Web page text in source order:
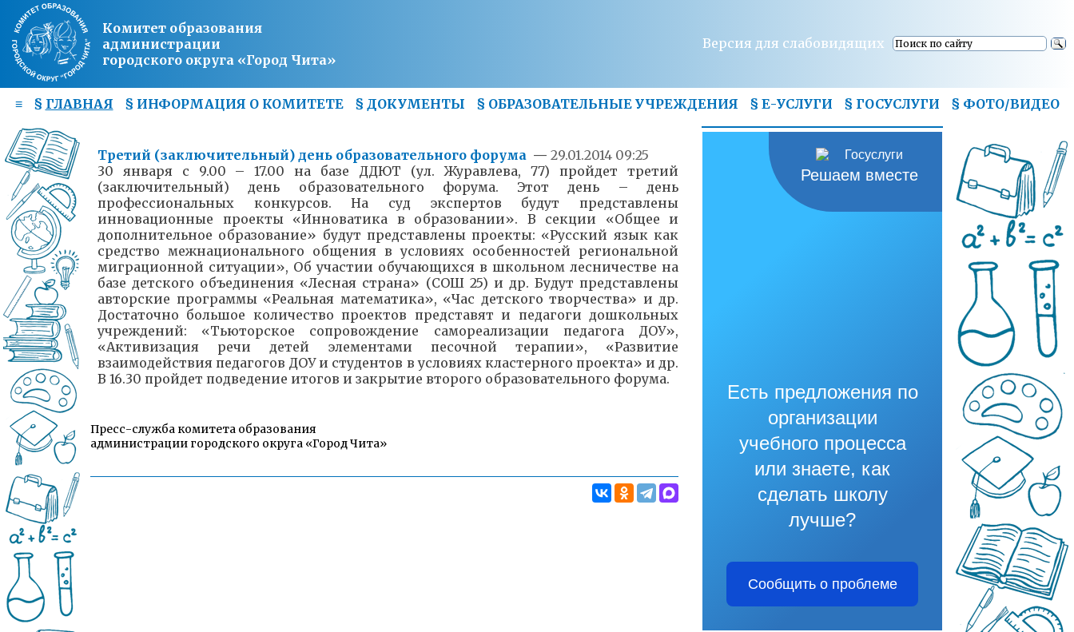
Комитет образования
администрации
городского округа «Город Чита»
Версия для слабовидящих
≡ § ГЛАВНАЯ § ИНФОРМАЦИЯ О КОМИТЕТЕ § ДОКУМЕНТЫ § ОБРАЗОВАТЕЛЬНЫЕ УЧРЕЖДЕНИЯ § Е-УСЛУГИ § ГОСУСЛУГИ § ФОТО/ВИДЕО
Третий (заключительный) день образовательного форума — 29.01.2014 09:25
30 января с 9.00 – 17.00 на базе ДДЮТ (ул. Журавлева, 77) пройдет третий
(заключительный) день образовательного форума. Этот день – день
профессиональных конкурсов. На суд экспертов будут представлены
инновационные проекты «Инноватика в образовании». В секции «Общее и
дополнительное образование» будут представлены проекты: «Русский язык как
средство межнационального общения в условиях особенностей региональной
миграционной ситуации», Об участии обучающихся в школьном лесничестве на
базе детского объединения «Лесная страна» (СОШ 25) и др. Будут представлены
авторские программы «Реальная математика», «Час детского творчества» и др.
Достаточно большое количество проектов представят и педагоги дошкольных
учреждений: «Тьюторское сопровождение самореализации педагога ДОУ»,
«Активизация речи детей элементами песочной терапии», «Развитие
взаимодействия педагогов ДОУ и студентов в условиях кластерного проекта» и др.
В 16.30 пройдет подведение итогов и закрытие второго образовательного форума.
Пресс-служба комитета образования
администрации городского округа «Город Чита»
Решаем вместе
Есть предложения по
организации
учебного процесса
или знаете, как
сделать школу
лучше?
Сообщить о проблеме